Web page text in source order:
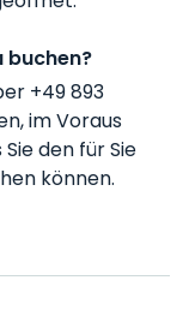
buchen?
+49 893
im Voraus
den für Sie
können.